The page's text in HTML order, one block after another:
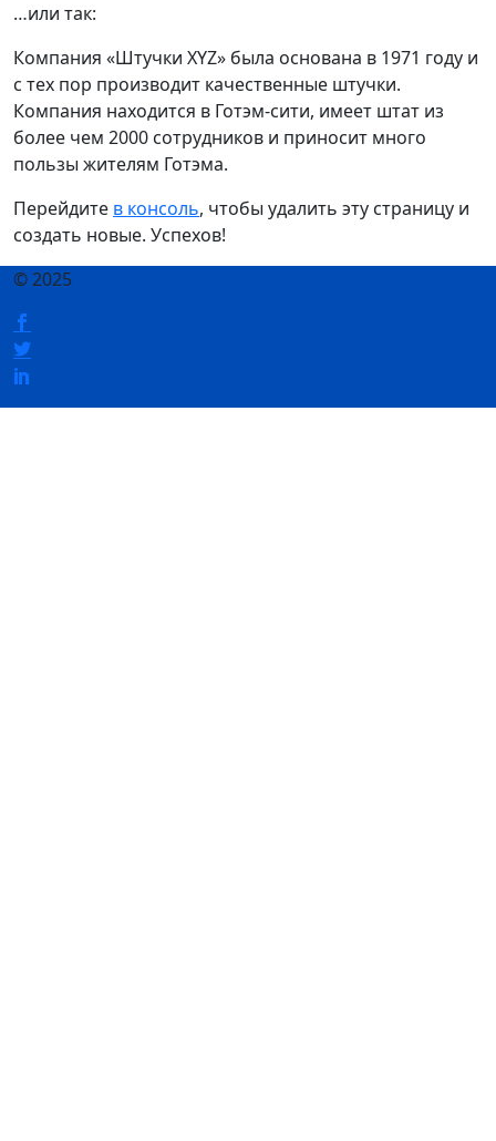
…или так:
Компания «Штучки XYZ» была основана в 1971 году и
с тех пор производит качественные штучки.
Компания находится в Готэм-сити, имеет штат из
более чем 2000 сотрудников и приносит много
пользы жителям Готэма.
Перейдите в консоль, чтобы удалить эту страницу и
создать новые. Успехов!
© 2025